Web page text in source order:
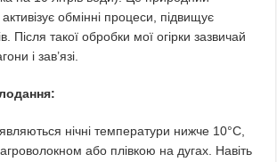
обмінні процеси, підвищує
Після такої обробки мої огірки зазвичай
і зав’язі.
нічні температури нижче 10°C,
або плівкою на дугах. Навіть